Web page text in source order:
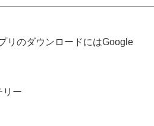
リのダウンロードにはGoogle
リー